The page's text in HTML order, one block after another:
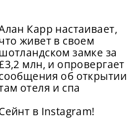
Карр настаивает,
живет в своем
замке за
млн, и опровергает
об открытии
отеля и спа
в Instagram!